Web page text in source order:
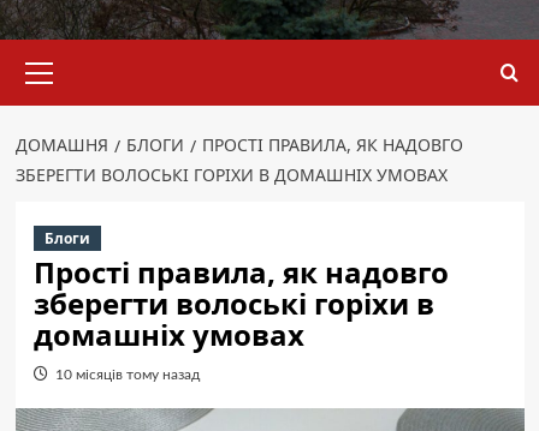
меню
ДОМАШНЯ БЛОГИ
ПРОСТІ ПРАВИЛА, ЯК НАДОВГО
ЗБЕРЕГТИ ВОЛОСЬКІ ГОРІХИ В ДОМАШНІХ УМОВАХ
Блоги
Прості правила, як надовго
зберегти волоські горіхи в
домашніх умовах
10 місяців тому назад